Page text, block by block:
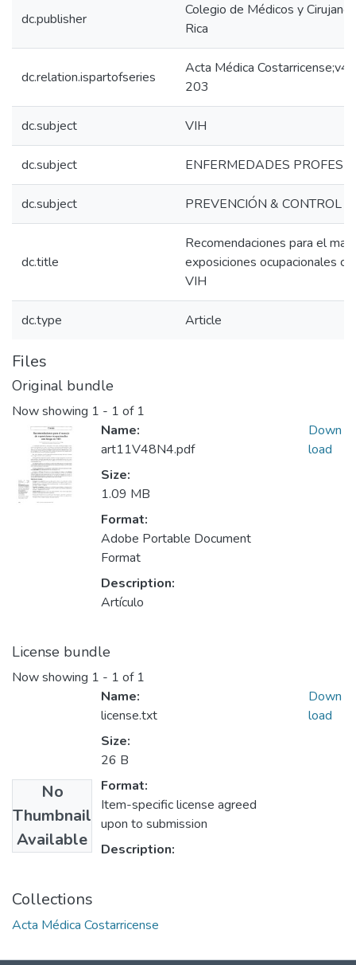
dc.publisher
Colegio de Médicos y
Rica
dc.relation.ispartofseries
Acta Médica
203
dc.subject VIH
dc.subject ENFERMEDADES
dc.subject PREVENCIÓN & CONTROL
dc.title
Recomendaciones para el
exposiciones ocupacionales
VIH
dc.type Article
Files
Original bundle
Now showing 1 - 1 of 1
Name:
art11V48N4.pdf
Size:
1.09 MB
Format:
Adobe Portable Document
Format
Description:
Artículo
Down
load
License bundle
Now showing 1 - 1 of 1
No
Thumbnail
Available
Name:
license.txt
Size:
26 B
Format:
Item-specific license agreed
upon to submission
Description:
Down
load
Collections
Acta Médica Costarricense